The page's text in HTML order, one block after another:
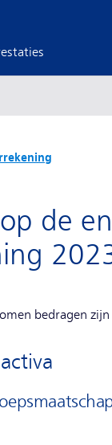
de
bedragen